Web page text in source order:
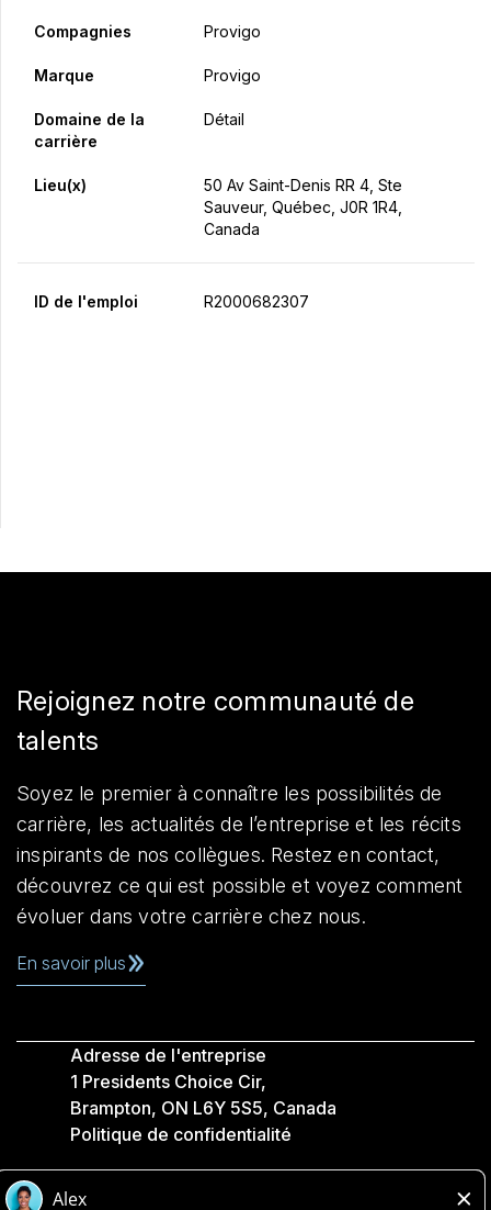
Compagnies Provigo
Marque Provigo
Domaine de la
carrière
Détail
Lieu(x)
50 Av Saint-Denis RR 4, Ste
Sauveur, Québec, J0R 1R4,
Canada
ID de l'emploi R2000682307
Rejoignez notre communauté de
talents
Soyez le premier à connaître les possibilités de
carrière, les actualités de l’entreprise et les récits
inspirants de nos collègues. Restez en contact,
découvrez ce qui est possible et voyez comment
évoluer dans votre carrière chez nous.
En savoir plus
Adresse de l'entreprise
1 Presidents Choice Cir,
Brampton, ON L6Y 5S5, Canada
Politique de confidentialité